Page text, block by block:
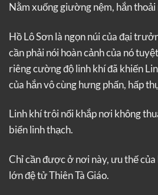
Nằm xuống giường nệm, hắn
Hồ Lô Sơn là ngọn núi của đại
cần phải nói hoàn cảnh của nó
riêng cường độ linh khí đã khiến
của hắn vô cùng hưng phấn, hấp
Linh khí trôi nổi khắp nơi không
biển linh thạch.
Chỉ cần được ở nơi này, ưu thế
lớn đệ tử Thiên Tà Giáo.